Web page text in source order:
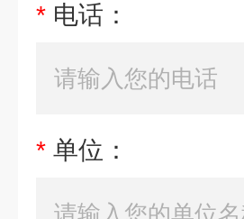
* 电话：
* 单位：